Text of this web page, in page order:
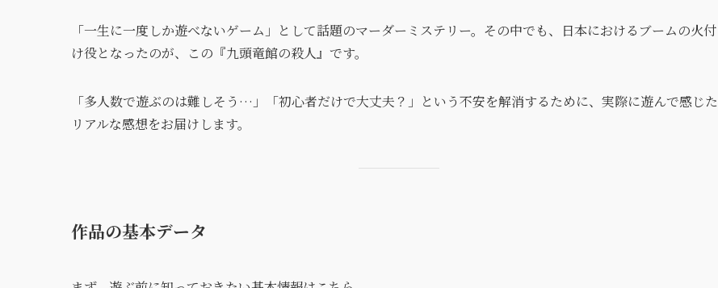
「一生に一度しか遊べないゲーム」として話題のマーダーミステリー。その中でも、日本におけるブームの火付
け役となったのが、この『九頭竜館の殺人』です。
「多人数で遊ぶのは難しそう…」「初心者だけで大丈夫？」という不安を解消するために、実際に遊んで感じた
リアルな感想をお届けします。
作品の基本データ